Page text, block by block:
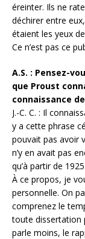
éreinter. Ils ne
déchirer entre
étaient les yeux
Ce n’est pas ce
A.S. : Pensez-
que Proust
connaissance
J.-C. C. : Il
y a cette phrase
pouvait pas avoir
n’y en avait pas
qu’à partir de
À ce propos, je
personnelle. On
comprenez le
toute dissertation
parle moins, le